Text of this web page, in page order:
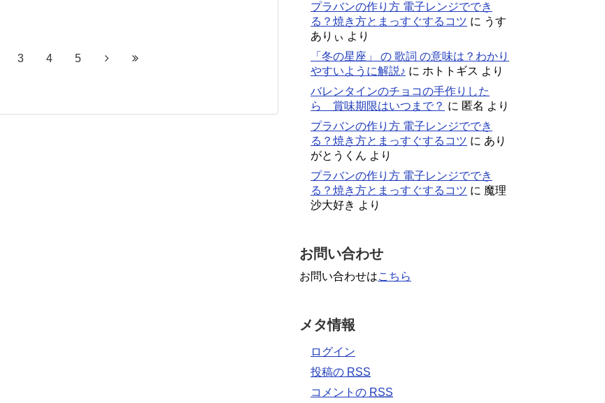
3 4 5
プラバンの作り方 電子レンジででき
る？焼き方とまっすぐするコツ に うす
ありぃ より
「冬の星座」 の 歌詞 の意味は？わかり
やすいように解説♪ に ホトトギス より
バレンタインのチョコの手作りした
ら 賞味期限はいつまで？ に 匿名 より
プラバンの作り方 電子レンジででき
る？焼き方とまっすぐするコツ に あり
がとうくん より
プラバンの作り方 電子レンジででき
る？焼き方とまっすぐするコツ に 魔理
沙大好き より
お問い合わせ
お問い合わせはこちら
メタ情報
ログイン
投稿の RSS
コメントの RSS